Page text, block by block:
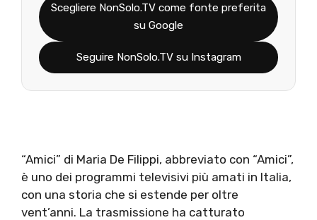
Scegliere NonSolo.TV come fonte preferita
su Google
Seguire NonSolo.TV su Instagram
“Amici” di Maria De Filippi, abbreviato con “Amici”,
è uno dei programmi televisivi più amati in Italia,
con una storia che si estende per oltre
vent’anni. La trasmissione ha catturato